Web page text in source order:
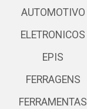
AUTOMOTIVO
ELETRONICOS
EPIS
FERRAGENS
FERRAMENTAS